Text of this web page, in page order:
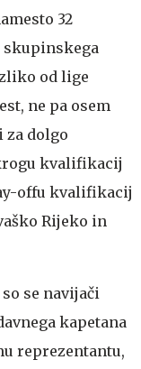
32
skupinskega
od lige
ne pa osem
za dolgo
kvalifikacij
offu kvalifikacij
Rijeko in
se navijači
kapetana
reprezentantu,